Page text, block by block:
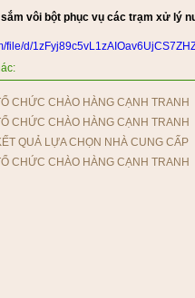
vôi bột phục vụ các trạm xử lý
file/d/
CHỨC CHÀO HÀNG CẠNH TRANH
CHỨC CHÀO HÀNG CẠNH TRANH
QUẢ LỰA CHỌN NHÀ CUNG CẤP
CHỨC CHÀO HÀNG CẠNH TRANH